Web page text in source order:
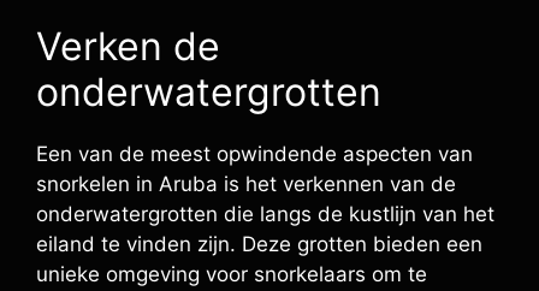
Verken de
onderwatergrotten
Een van de meest opwindende aspecten van
snorkelen in Aruba is het verkennen van de
onderwatergrotten die langs de kustlijn van het
eiland te vinden zijn. Deze grotten bieden een
unieke omgeving voor snorkelaars om te